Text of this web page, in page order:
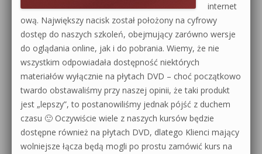
internet
ową. Największy nacisk został położony na cyfrowy
dostęp do naszych szkoleń, obejmujący zarówno wersje
do oglądania online, jak i do pobrania. Wiemy, że nie
wszystkim odpowiadała dostępność niektórych
materiałów wyłącznie na płytach DVD – choć początkowo
twardo obstawaliśmy przy naszej opinii, że taki produkt
jest „lepszy”, to postanowiliśmy jednak pójść z duchem
czasu 🙂 Oczywiście wiele z naszych kursów będzie
dostępne również na płytach DVD, dlatego Klienci mający
wolniejsze łącza będą mogli po prostu zamówić kurs na